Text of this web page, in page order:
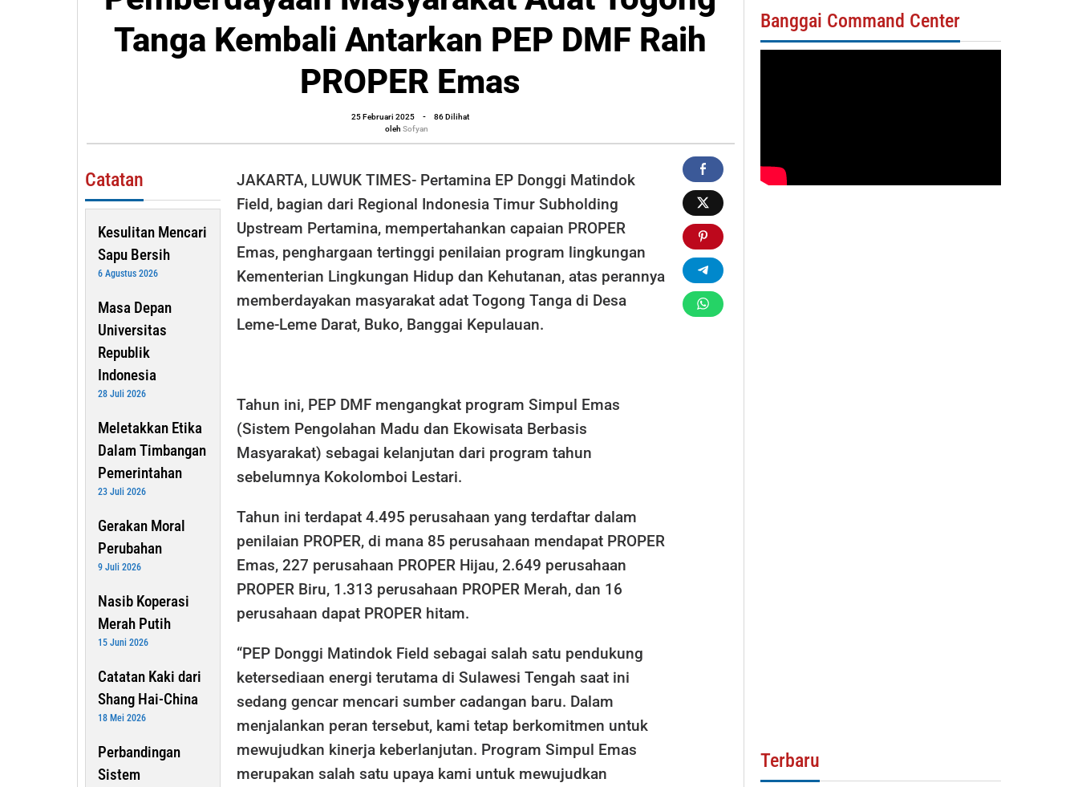
Togong
Tanga
Antarkan
Raih
PROPER
Emas
Tanga Kembali Antarkan PEP DMF Raih
PROPER Emas
25 Februari 2025
oleh
Sofyan
-
86 Dilihat
oleh Sofyan
Catatan
Kesulitan Mencari
Sapu Bersih
6 Agustus 2026
Masa Depan
Universitas
Republik
Indonesia
28 Juli 2026
Meletakkan Etika
Dalam Timbangan
Pemerintahan
23 Juli 2026
Gerakan Moral
Perubahan
9 Juli 2026
Nasib Koperasi
Merah Putih
15 Juni 2026
Catatan Kaki dari
Shang Hai-China
18 Mei 2026
Perbandingan
Sistem
JAKARTA, LUWUK TIMES- Pertamina EP Donggi Matindok
Field, bagian dari Regional Indonesia Timur Subholding
Upstream Pertamina, mempertahankan capaian PROPER
Emas, penghargaan tertinggi penilaian program lingkungan
Kementerian Lingkungan Hidup dan Kehutanan, atas perannya
memberdayakan masyarakat adat Togong Tanga di Desa
Leme-Leme Darat, Buko, Banggai Kepulauan.
Tahun ini, PEP DMF mengangkat program Simpul Emas
(Sistem Pengolahan Madu dan Ekowisata Berbasis
Masyarakat) sebagai kelanjutan dari program tahun
sebelumnya Kokolomboi Lestari.
Tahun ini terdapat 4.495 perusahaan yang terdaftar dalam
penilaian PROPER, di mana 85 perusahaan mendapat PROPER
Emas, 227 perusahaan PROPER Hijau, 2.649 perusahaan
PROPER Biru, 1.313 perusahaan PROPER Merah, dan 16
perusahaan dapat PROPER hitam.
“PEP Donggi Matindok Field sebagai salah satu pendukung
ketersediaan energi terutama di Sulawesi Tengah saat ini
sedang gencar mencari sumber cadangan baru. Dalam
menjalankan peran tersebut, kami tetap berkomitmen untuk
mewujudkan kinerja keberlanjutan. Program Simpul Emas
merupakan salah satu upaya kami untuk mewujudkan
Banggai Command Center
Terbaru